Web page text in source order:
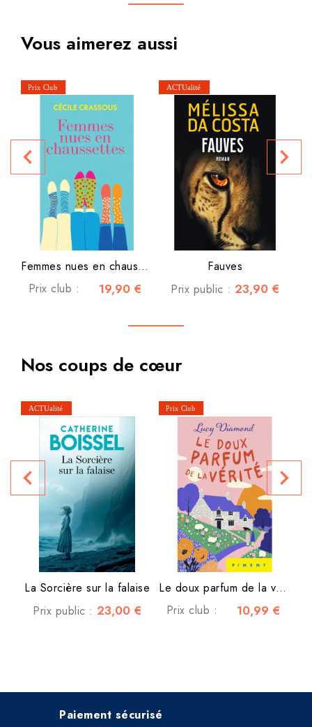
Vous aimerez aussi
Femmes nues en chaussettes
Prix club :
19,90 €
Fauves
Prix public : 23,90 €
navigate_before navigate_next
Nos coups de cœur
La Sorcière sur la falaise
Prix public : 23,00 €
Le doux parfum de la vérité
Prix club :
10,99 €
navigate_before navigate_next
Paiement sécurisé